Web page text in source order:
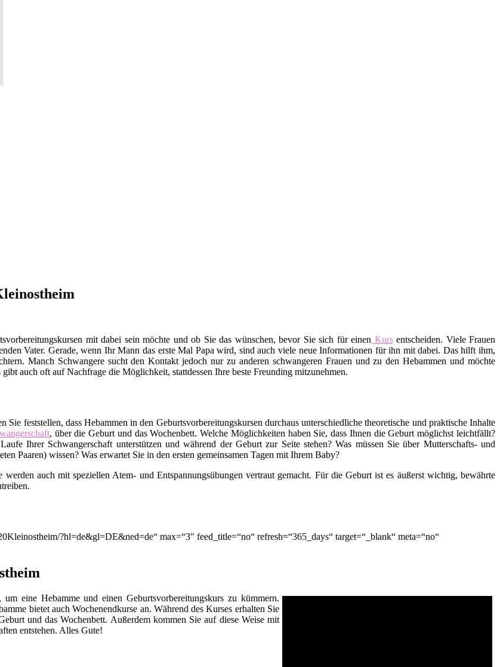
mit dabei sein möchte und ob Sie das wünschen, bevor Sie sich für einen Kursentscheiden. Viele Frauen
Vater. Gerade, wenn Ihr Mann das erste Mal Papa wird, sind auch viele neue Informationen für ihn mit dabei. Das hilft ihm,
Manch Schwangere sucht den Kontakt jedoch nur zu anderen schwangeren Frauen und zu den Hebammen und möchte
auch oft auf Nachfrage die Möglichkeit, stattdessen Ihre beste Freunding mitzunehmen.
feststellen, dass Hebammen in den Geburtsvorbereitungskursen durchaus unterschiedliche theoretische und praktische Inhalte
, über die Geburt und das Wochenbett. Welche Möglichkeiten haben Sie, dass Ihnen die Geburt möglichst leichtfällt?
Ihrer Schwangerschaft unterstützen und während der Geburt zur Seite stehen? Was müssen Sie über Mutterschafts- und
Paaren) wissen? Was erwartet Sie in den ersten gemeinsamen Tagen mit Ihrem Baby?
auch mit speziellen Atem- und Entspannungsübungen vertraut gemacht. Für die Geburt ist es äußerst wichtig, bewährte
?hl=de&gl=DE&ned=de“ max=“3″ feed_title=“no“ refresh=“365_days“ target=“_blank“ meta=“no“
eine Hebamme und einen Geburtsvorbereitungskurs zu kümmern.
bietet auch Wochenendkurse an. Während des Kurses erhalten Sie
und das Wochenbett. Außerdem kommen Sie auf diese Weise mit
entstehen. Alles Gute!